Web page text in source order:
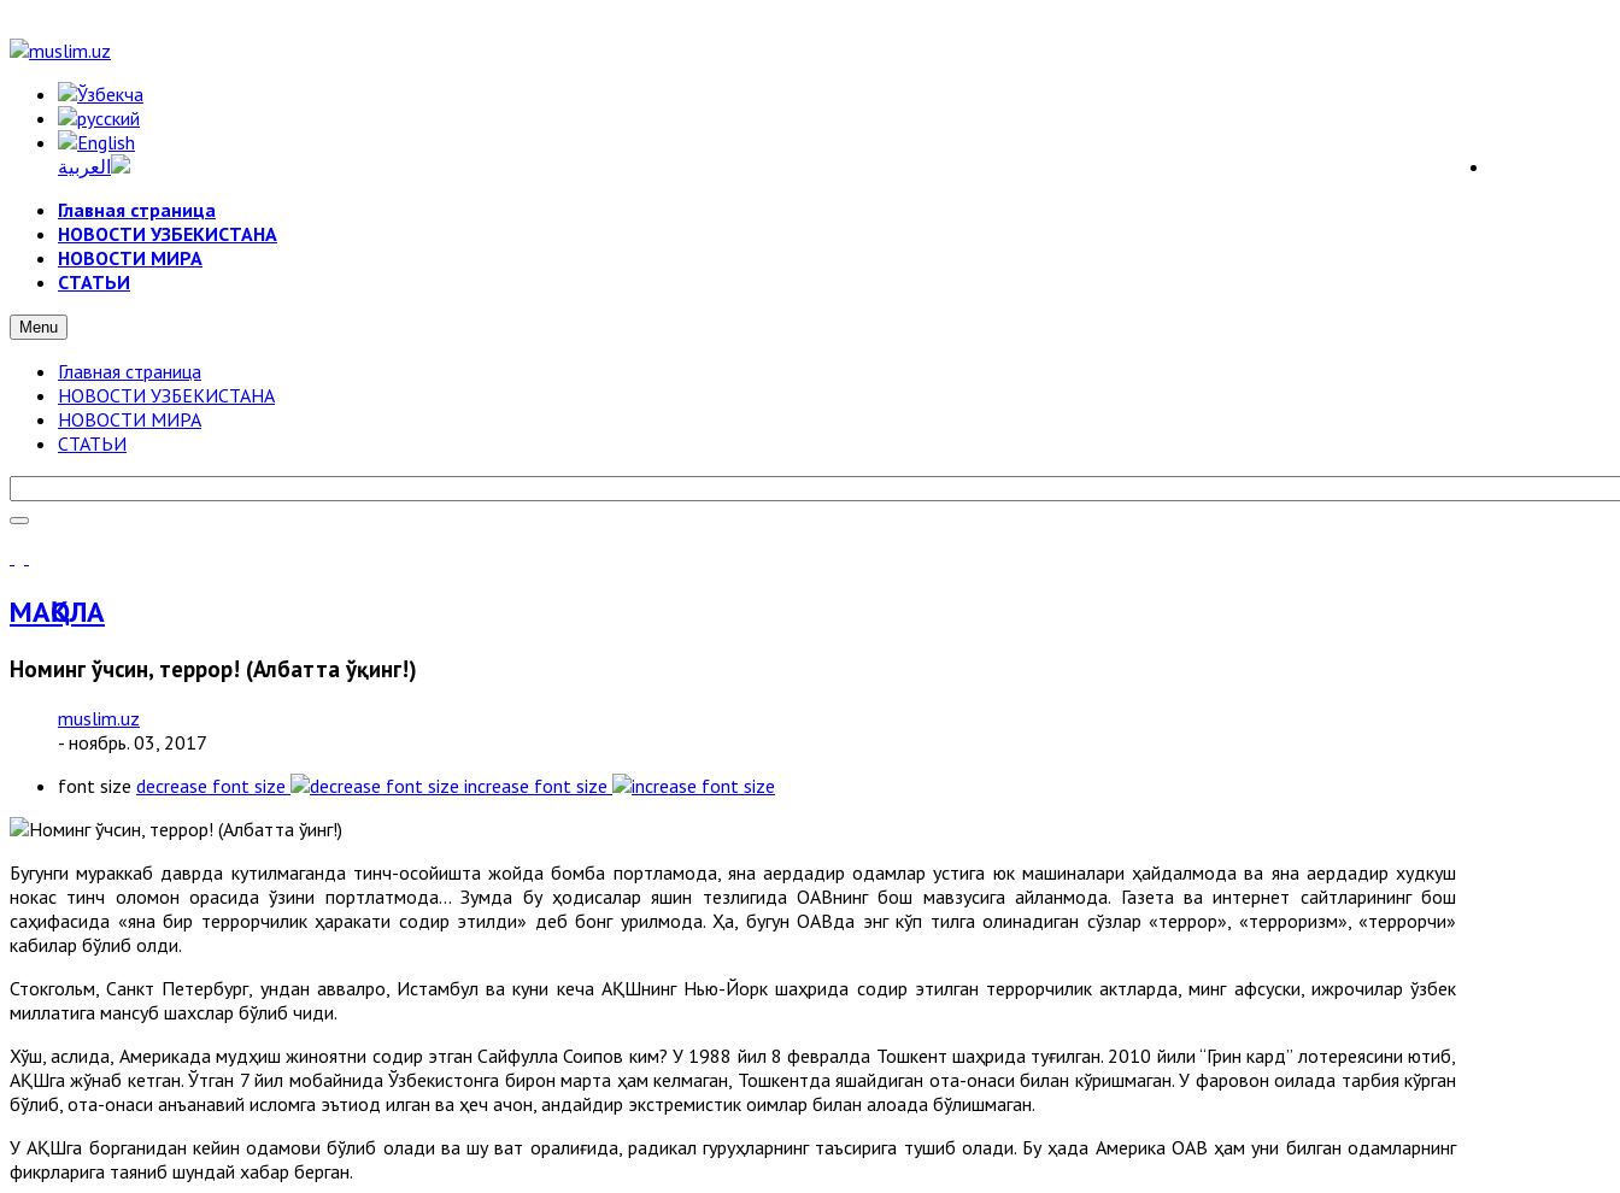
Главная страница
НОВОСТИ УЗБЕКИСТАНА
НОВОСТИ МИРА
СТАТЬИ
Menu
Главная страница
НОВОСТИ УЗБЕКИСТАНА
НОВОСТИ МИРА
СТАТЬИ
МАҚОЛА
Номинг ўчсин, террор! (Албатта ўқинг!)
muslim.uz
- ноябрь. 03, 2017
font size decrease font size increase font size
Бугунги мураккаб даврда кутилмаганда тинч-осойишта жойда бомба портламоқда, яна қаердадир одамлар устига юк машиналари ҳайдалмоқда ва яна қаердадир худкуш
нокас тинч оломон орасида ўзини портлатмоқда... Зумда бу ҳодисалар яшин тезлигида ОАВнинг бош мавзусига айланмоқда. Газета ва интернет сайтларининг бош
саҳифасида «яна бир террорчилик ҳаракати содир этилди» деб бонг урилмоқда. Ҳа, бугун ОАВда энг кўп тилга олинадиган сўзлар «террор», «терроризм», «террорчи»
кабилар бўлиб қолди.
Стокгольм, Санкт Петербург, ундан аввалроқ, Истамбул ва куни кеча АҚШнинг Нью-Йорк шаҳрида содир этилган террорчилик актларда, минг афсуски, ижрочилар ўзбек
миллатига мансуб шахслар бўлиб чиқди.
Хўш, аслида, Америкада мудҳиш жиноятни содир этган Сайфулла Соипов ким? У 1988 йил 8 февралда Тошкент шаҳрида туғилган. 2010 йили “Грин кард” лотереясини ютиб,
АҚШга жўнаб кетган. Ўтган 7 йил мобайнида Ўзбекистонга бирон марта ҳам келмаган, Тошкентда яшайдиган ота-онаси билан кўришмаган. У фаровон оилада тарбия кўрган
бўлиб, ота-онаси анъанавий исломга эътиқод қилган ва ҳеч қачон, қандайдир экстремистик оқимлар билан алоқада бўлишмаган.
У АҚШга борганидан кейин одамови бўлиб қолади ва шу вақт оралиғида, радикал гуруҳларнинг таъсирига тушиб қолади. Бу ҳақда Америка ОАВ ҳам уни билган одамларнинг
фикрларига таяниб шундай хабар берган.